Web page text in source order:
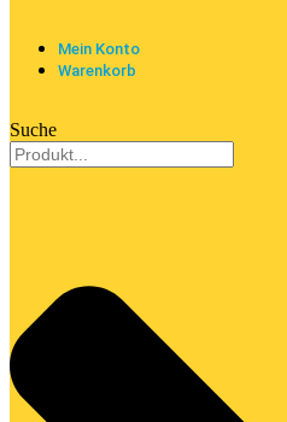
Mein Konto
Warenkorb
Suche